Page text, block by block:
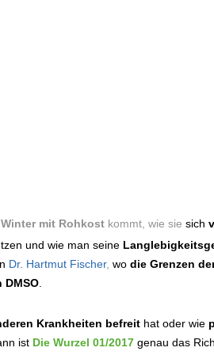
mit Rohkost kommt, wie sie sich
und wie man seine
Dr. Hartmut Fischer, wo die Grenzen
Krankheiten befreit hat oder wie
ist Die Wurzel 01/2017 genau das